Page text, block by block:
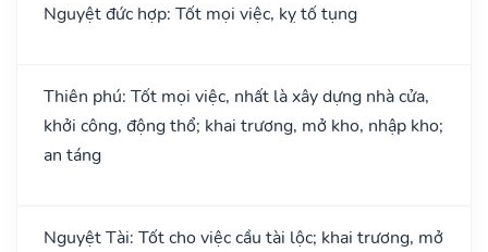
Nguyệt đức hợp: Tốt mọi việc, kỵ tố tụng
Thiên phú: Tốt mọi việc, nhất là xây dựng nhà cửa,
khởi công, động thổ; khai trương, mở kho, nhập kho;
an táng
Nguyệt Tài: Tốt cho việc cầu tài lộc; khai trương, mở